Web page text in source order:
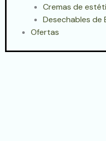
Cremas de
Desechables de
Ofertas